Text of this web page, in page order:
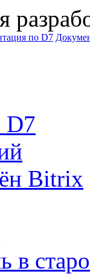
по D7
D7
Bitrix
в